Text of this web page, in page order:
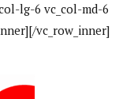
lg-6 vc_col-md-6
vc_row_inner]